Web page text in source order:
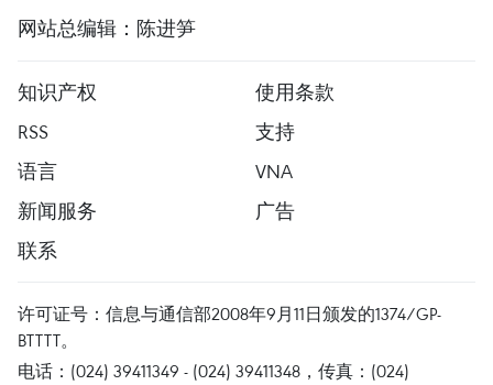
网站总编辑：陈进笋
知识产权
使用条款
RSS
支持
语言
VNA
新闻服务
广告
联系
许可证号：信息与通信部2008年9月11日颁发的1374/GP-
BTTTT。
电话：(024) 39411349 - (024) 39411348，传真：(024)